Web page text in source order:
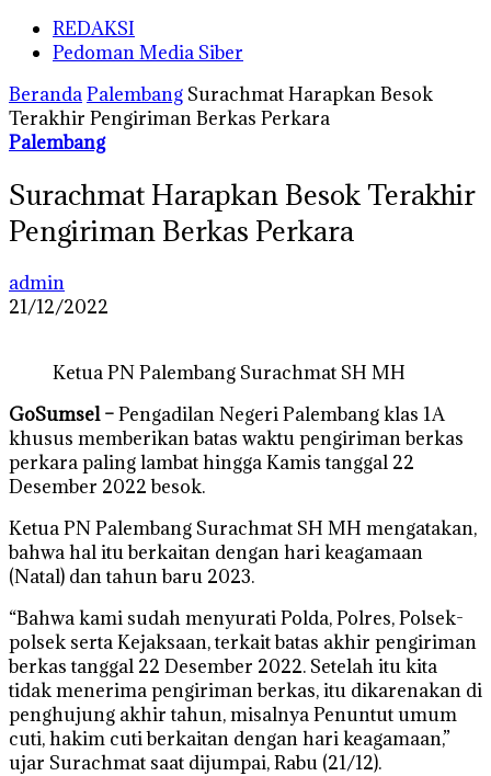
REDAKSI
Pedoman Media Siber
BerandaPalembang Surachmat Harapkan Besok
Terakhir Pengiriman Berkas Perkara
Palembang
Surachmat Harapkan Besok Terakhir
Pengiriman Berkas Perkara
admin
21/12/2022
Ketua PN Palembang Surachmat SH MH
GoSumsel –Pengadilan Negeri Palembang klas 1A
khusus memberikan batas waktu pengiriman berkas
perkara paling lambat hingga Kamis tanggal 22
Desember 2022 besok.
Ketua PN Palembang Surachmat SH MH mengatakan,
bahwa hal itu berkaitan dengan hari keagamaan
(Natal) dan tahun baru 2023.
“Bahwa kami sudah menyurati Polda, Polres, Polsek-
polsek serta Kejaksaan, terkait batas akhir pengiriman
berkas tanggal 22 Desember 2022. Setelah itu kita
tidak menerima pengiriman berkas, itu dikarenakan di
penghujung akhir tahun, misalnya Penuntut umum
cuti, hakim cuti berkaitan dengan hari keagamaan,”
ujar Surachmat saat dijumpai, Rabu (21/12).